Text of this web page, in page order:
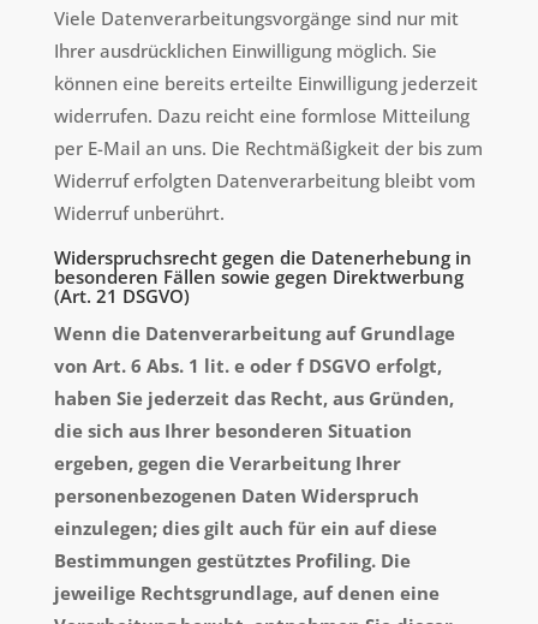
Viele Datenverarbeitungsvorgänge sind nur mit
Ihrer ausdrücklichen Einwilligung möglich. Sie
können eine bereits erteilte Einwilligung jederzeit
widerrufen. Dazu reicht eine formlose Mitteilung
per E-Mail an uns. Die Rechtmäßigkeit der bis zum
Widerruf erfolgten Datenverarbeitung bleibt vom
Widerruf unberührt.
Widerspruchsrecht gegen die Datenerhebung in
besonderen Fällen sowie gegen Direktwerbung
(Art. 21 DSGVO)
Wenn die Datenverarbeitung auf Grundlage
von Art. 6 Abs. 1 lit. e oder f DSGVO erfolgt,
haben Sie jederzeit das Recht, aus Gründen,
die sich aus Ihrer besonderen Situation
ergeben, gegen die Verarbeitung Ihrer
personenbezogenen Daten Widerspruch
einzulegen; dies gilt auch für ein auf diese
Bestimmungen gestütztes Profiling. Die
jeweilige Rechtsgrundlage, auf denen eine